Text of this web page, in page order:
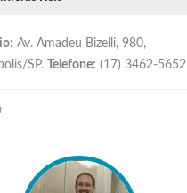
Av. Amadeu Bizelli, 980,
SP.
Telefone: (17) 3462-5652